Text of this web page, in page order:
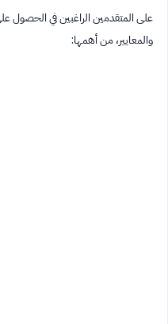
على المتقدمين الراغبين في الحصول
والمعايير، من أهمها: